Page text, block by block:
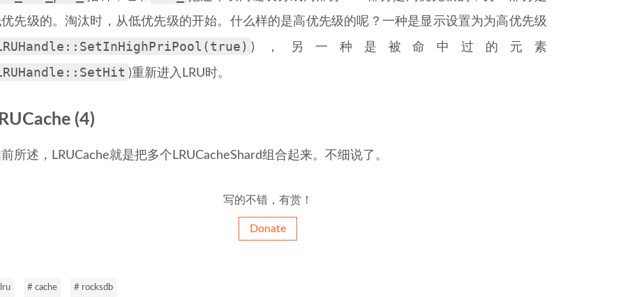
先级的。淘汰时，从低优先级的开始。什么样的是高优先级的呢？一种是显示设置为为高优先级
)，另一种是被命中过的元素
)重新进入LRU时。
(4)
所述，LRUCache就是把多个LRUCacheShard组合起来。不细说了。
写的不错，有赏！
Donate
# cache # rocksdb